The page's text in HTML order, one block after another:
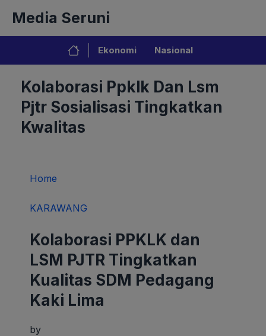
isi
Media Seruni
Ekonomi Nasional
Kolaborasi Ppklk Dan Lsm
Pjtr Sosialisasi Tingkatkan
Kwalitas
Home
KARAWANG
Kolaborasi PPKLK dan
LSM PJTR Tingkatkan
Kualitas SDM Pedagang
Kaki Lima
by